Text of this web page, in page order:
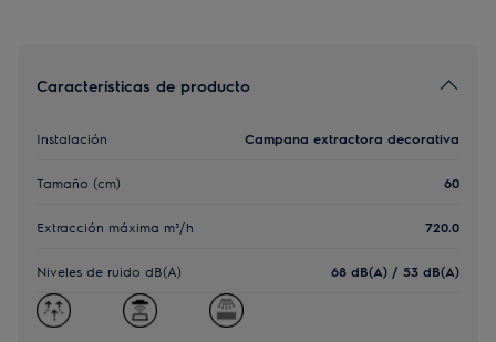
Características de producto
Instalación Campana extractora decorativa
Tamaño (cm) 60
Extracción máxima m³/h 720.0
Niveles de ruido dB(A) 68 dB(A) / 53 dB(A)